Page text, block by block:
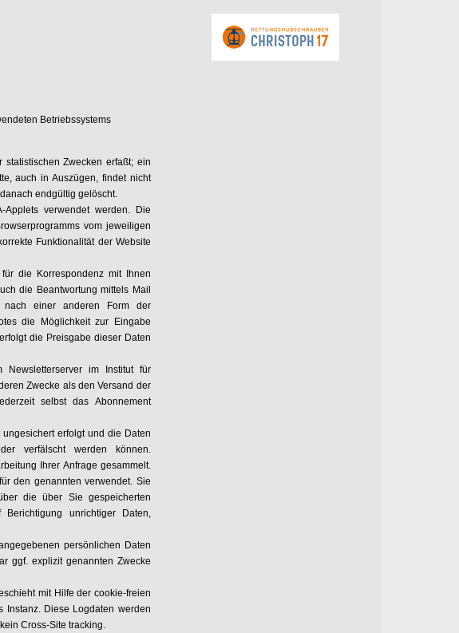
Betriebssystems
Zwecken erfaßt; ein
auch in Auszügen, findet nicht
endgültig gelöscht.
Applets verwendet werden. Die
vom jeweiligen
Funktionalität der Website
die Korrespondenz mit Ihnen
die Beantwortung mittels Mail
einer anderen Form der
die Möglichkeit zur Eingabe
die Preisgabe dieser Daten
Newsletterserver im Institut für
Zwecke als den Versand der
selbst das Abonnement
erfolgt und die Daten
verfälscht werden können.
Ihrer Anfrage gesammelt.
den genannten verwendet. Sie
die über Sie gespeicherten
unrichtiger Daten,
persönlichen Daten
ggf. explizit genannten Zwecke
mit Hilfe der cookie-freien
Instanz. Diese Logdaten werden
Cross-Site tracking.